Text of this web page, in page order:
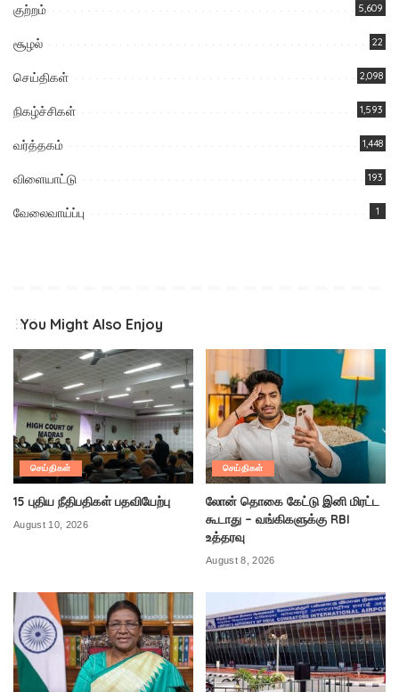
குற்றம் 5,609
சூழல் 22
செய்திகள் 2,098
நிகழ்ச்சிகள் 1,593
வர்த்தகம் 1,448
விளையாட்டு 193
வேலைவாய்ப்பு 1
You Might Also Enjoy
செய்திகள்
15 புதிய நீதிபதிகள் பதவியேற்பு
August 10, 2026
செய்திகள்
லோன் தொகை கேட்டு இனி மிரட்ட
கூடாது – வங்கிகளுக்கு RBI
உத்தரவு
August 8, 2026